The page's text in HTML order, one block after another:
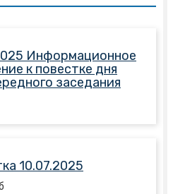
Информационное
к повестке дня
заседания
10.07.2025